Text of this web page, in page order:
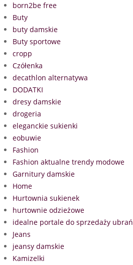
born2be free
Buty
buty damskie
Buty sportowe
cropp
Czółenka
decathlon alternatywa
DODATKI
dresy damskie
drogeria
eleganckie sukienki
eobuwie
Fashion
Fashion aktualne trendy modowe
Garnitury damskie
Home
Hurtownia sukienek
hurtownie odzieżowe
idealne portale do sprzedaży ubrań
Jeans
jeansy damskie
Kamizelki